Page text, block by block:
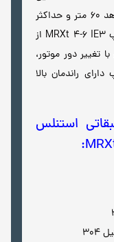
پمپ دارای توان 1.5 اسب بخار، حداکثر هد 60 متر و حداکثر
دبی 10.8 متر مکعب بر ساعت است. پمپ MRXt 4-6 IE3 از
دور موتور،
راندمان بالا
استنلس